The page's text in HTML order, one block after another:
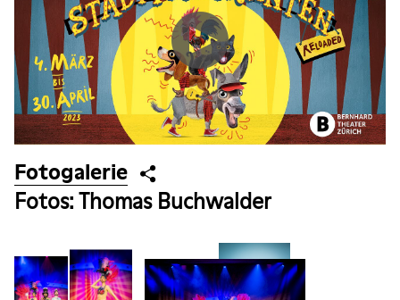
Fotogalerie
Fotos: Thomas Buchwalder